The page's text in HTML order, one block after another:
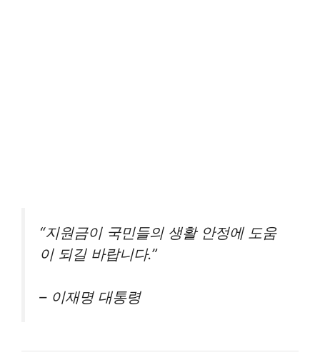
“지원금이 국민들의 생활 안정에 도움
이 되길 바랍니다.”
– 이재명 대통령